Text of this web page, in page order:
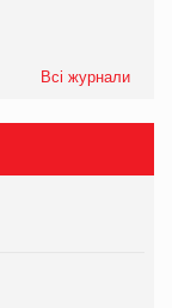
Всі журнали